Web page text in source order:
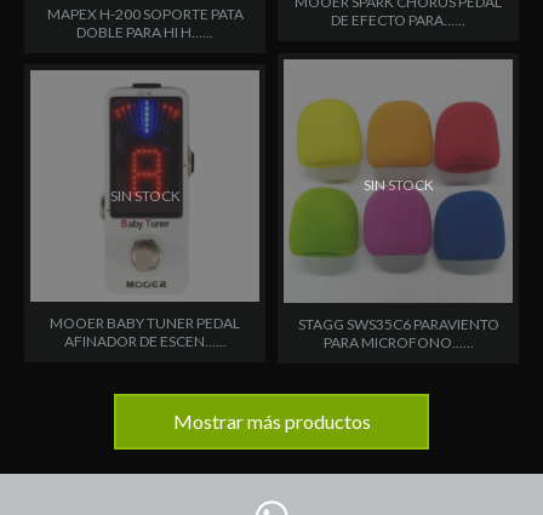
MAPEX H-200 SOPORTE PATA
DOBLE PARA HI H......
DE EFECTO PARA......
SIN STOCK
MOOER BABY TUNER PEDAL
AFINADOR DE ESCEN......
SIN STOCK
STAGG SWS35C6 PARAVIENTO
PARA MICROFONO......
Mostrar más productos